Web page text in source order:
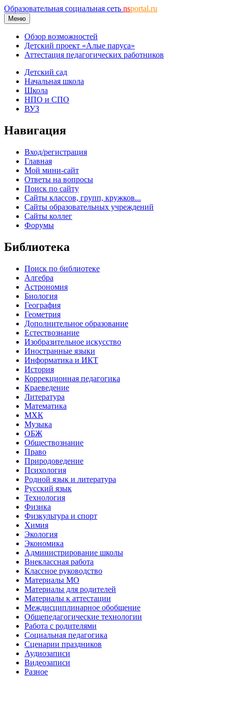
Образовательная социальная сеть nsportal.ru
Меню
Обзор возможностей
Детский проект «Алые паруса»
Аттестация педагогических работников
Детский сад
Начальная школа
Школа
НПО и СПО
ВУЗ
Навигация
Вход/регистрация
Главная
Мой мини-сайт
Ответы на вопросы
Поиск по сайту
Сайты классов, групп, кружков...
Сайты образовательных учреждений
Сайты коллег
Форумы
Библиотека
Поиск по библиотеке
Алгебра
Астрономия
Биология
География
Геометрия
Дополнительное образование
Естествознание
Изобразительное искусство
Иностранные языки
Информатика и ИКТ
История
Коррекционная педагогика
Краеведение
Литература
Математика
МХК
Музыка
ОБЖ
Обществознание
Право
Природоведение
Психология
Родной язык и литература
Русский язык
Технология
Физика
Физкультура и спорт
Химия
Экология
Экономика
Администрирование школы
Внеклассная работа
Классное руководство
Материалы МО
Материалы для родителей
Материалы к аттестации
Междисциплинарное обобщение
Общепедагогические технологии
Работа с родителями
Социальная педагогика
Сценарии праздников
Аудиозаписи
Видеозаписи
Разное